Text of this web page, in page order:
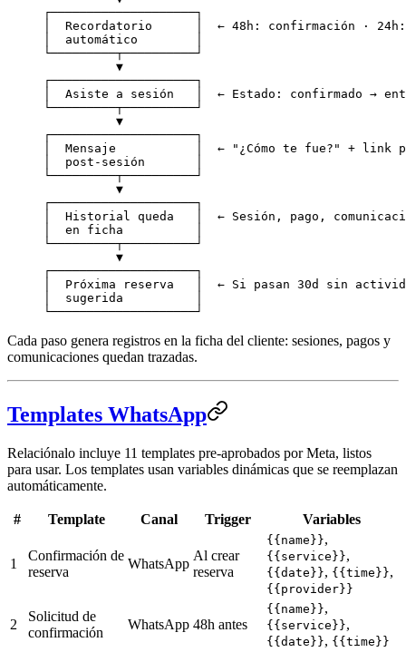
┌────────────────────┐
│  Recordatorio      │  ← 48h: confirmación ·
│  automático        │
└─────────┬──────────┘
          ▼
┌────────────────────┐
│  Asiste a sesión   │  ← Estado: confirmado →
└─────────┬──────────┘
          ▼
┌────────────────────┐
│  Mensaje           │  ← "¿Cómo te fue?" + link
│  post-sesión       │
└─────────┬──────────┘
          ▼
┌────────────────────┐
│  Historial queda   │  ← Sesión, pago,
│  en ficha          │
└─────────┬──────────┘
          ▼
┌────────────────────┐
│  Próxima reserva   │  ← Si pasan 30d sin
│  sugerida          │
└────────────────────┘
Cada paso genera registros en la ficha del cliente: sesiones, pagos y
comunicaciones quedan trazadas.
Templates WhatsApp
Relaciónalo incluye 11 templates pre-aprobados por Meta, listos
para usar. Los templates usan variables dinámicas que se reemplazan
automáticamente.
# Template Canal Trigger Variables
1
Confirmación de
reserva
WhatsApp
Al crear
reserva
{{name}},
{{service}},
{{date}}, {{time}},
{{provider}}
2
Solicitud de
confirmación
WhatsApp 48h antes
{{name}},
{{service}},
{{date}}, {{time}}